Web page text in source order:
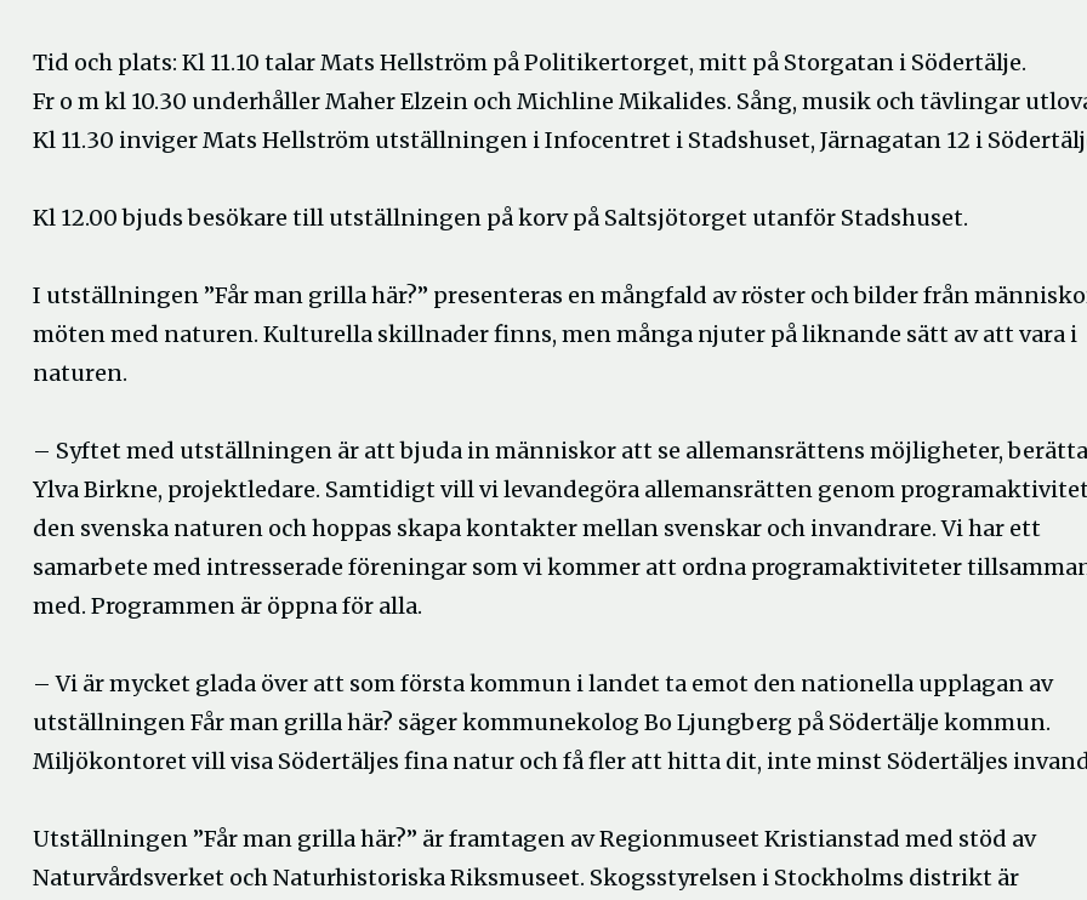
Tid och plats: Kl 11.10 talar Mats Hellström på Politikertorget, mitt på Storgatan i Södertälje.
Fr o m kl 10.30 underhåller Maher Elzein och Michline Mikalides. Sång, musik och tävlingar
Kl 11.30 inviger Mats Hellström utställningen i Infocentret i Stadshuset, Järnagatan 12 i
Kl 12.00 bjuds besökare till utställningen på korv på Saltsjötorget utanför Stadshuset.
I utställningen ”Får man grilla här?” presenteras en mångfald av röster och bilder från
möten med naturen. Kulturella skillnader finns, men många njuter på liknande sätt av att vara i
naturen.
– Syftet med utställningen är att bjuda in människor att se allemansrättens möjligheter,
Ylva Birkne, projektledare. Samtidigt vill vi levandegöra allemansrätten genom
den svenska naturen och hoppas skapa kontakter mellan svenskar och invandrare. Vi har ett
samarbete med intresserade föreningar som vi kommer att ordna programaktiviteter
med. Programmen är öppna för alla.
– Vi är mycket glada över att som första kommun i landet ta emot den nationella upplagan av
utställningen Får man grilla här? säger kommunekolog Bo Ljungberg på Södertälje kommun.
Miljökontoret vill visa Södertäljes fina natur och få fler att hitta dit, inte minst Södertäljes
Utställningen ”Får man grilla här?” är framtagen av Regionmuseet Kristianstad med stöd av
Naturvårdsverket och Naturhistoriska Riksmuseet. Skogsstyrelsen i Stockholms distrikt är